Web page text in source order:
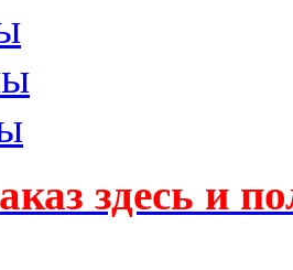
здесь